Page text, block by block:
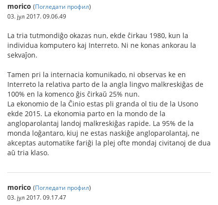
morico (Погледати профил)
03. јул 2017. 09.06.49
La tria tutmondiĝo okazas nun, ekde ĉirkau 1980, kun la
individua komputero kaj Interreto. Ni ne konas ankorau la
sekvaĵon.
Tamen pri la internacia komunikado, ni observas ke en
Interreto la relativa parto de la angla lingvo malkreskiĝas de
100% en la komenco ĝis ĉirkaŭ 25% nun.
La ekonomio de la Ĉinio estas pli granda ol tiu de la Usono
ekde 2015. La ekonomia parto en la mondo de la
angloparolantaj landoj malkreskiĝas rapide. La 95% de la
monda loĝantaro, kiuj ne estas naskiĝe angloparolantaj, ne
akceptas automatike fariĝi la plej ofte mondaj civitanoj de dua
aŭ tria klaso.
morico (Погледати профил)
03. јул 2017. 09.17.47